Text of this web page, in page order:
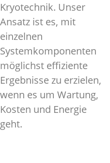
Kryotechnik. Unser
Ansatz ist es, mit
einzelnen
Systemkomponenten
möglichst effiziente
Ergebnisse zu erzielen,
wenn es um Wartung,
Kosten und Energie
geht.